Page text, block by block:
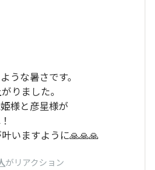
うな暑さです。
りました。
様と彦星様が
いますように🙏🙏🙏
がリアクション